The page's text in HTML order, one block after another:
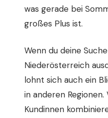
was gerade bei
großes Plus ist.
Wenn du deine
Niederösterreich
lohnt sich auch ein
in anderen
Kundinnen